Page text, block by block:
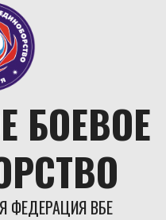
БОЕВОЕ
ФЕДЕРАЦИЯ ВБЕ